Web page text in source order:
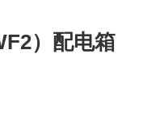
）配电箱